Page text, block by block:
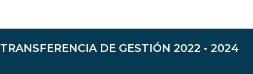
TRANSFERENCIA DE GESTIÓN 2022 - 2024